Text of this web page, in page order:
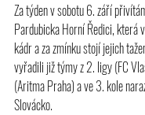
Za týden v sobotu 6. září
Pardubicka Horní Ředici, která
kádr a za zmínku stojí jejich
vyřadili již týmy z 2. ligy (FC
(Aritma Praha) a ve 3. kole
Slovácko.